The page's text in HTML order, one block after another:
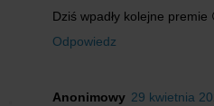
Dziś wpadły kolejne premie
Odpowiedz
Anonimowy 29 kwietnia